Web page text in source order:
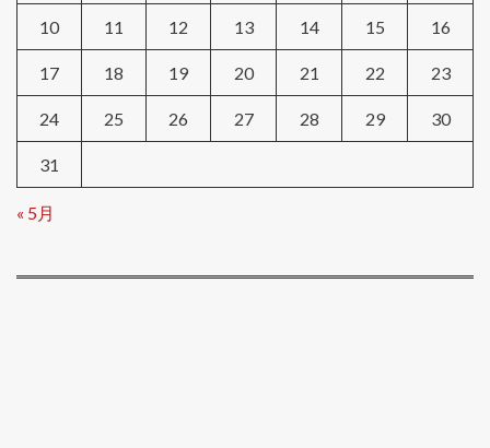
10 11 12 13 14 15 16
17 18 19 20 21 22 23
24 25 26 27 28 29 30
31
« 5月